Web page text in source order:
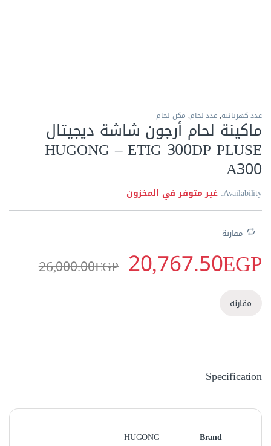
عدد كهربائية,عدد لحام, مكن لحام
ماكينة لحام أرجون شاشة ديجيتال
HUGONG – ETIG 300DP PLUSE
A300
Availability: غير متوفر في المخزون
مقارنة
20,767.50EGP
26,000.00EGP
مقارنة
Specification
Brand
HUGONG